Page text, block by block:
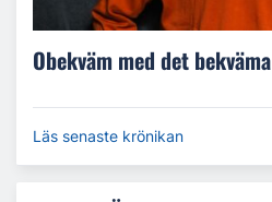
Obekväm med det bekväma
Läs senaste krönikan